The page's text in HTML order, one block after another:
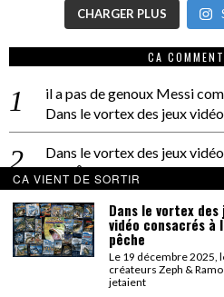
CHARGER PLUS
CA
il a pas de genoux Messi
Dans le vortex des jeux
Dans le vortex des jeux
PACÔME THIELLEMENT
La séance d’Hip Gnose
La Patrie
dans
On a parlé Dolce Vita et
Bernardino Femminielli
CA VIENT DE SORTIR
Dans le vortex des
vidéo consacrés à
pêche
Le 19 décembre 2025,
créateurs Zeph & Ramo
jetaient